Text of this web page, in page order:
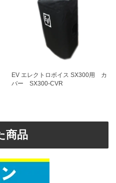
EV エレクトロボイス SX300用 カ
バー SX300-CVR
商品